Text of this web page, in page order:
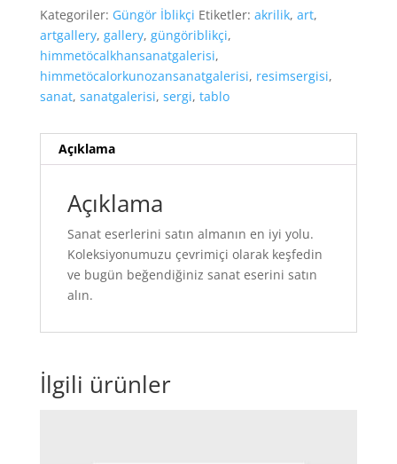
Kategoriler: Güngör İblikçi Etiketler: akrilik, art,
artgallery, gallery, güngöriblikçi,
himmetöcalkhansanatgalerisi,
himmetöcalorkunozansanatgalerisi, resimsergisi,
sanat, sanatgalerisi, sergi, tablo
Açıklama
Açıklama
Sanat eserlerini satın almanın en iyi yolu.
Koleksiyonumuzu çevrimiçi olarak keşfedin
ve bugün beğendiğiniz sanat eserini satın
alın.
İlgili ürünler